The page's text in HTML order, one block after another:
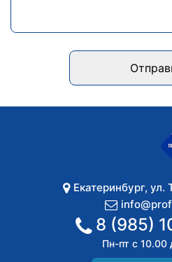
Екатеринбург, ул.
8 (985)
Пн-пт с 10.00